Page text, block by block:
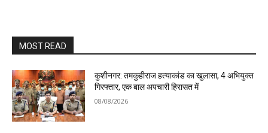
MOST READ
कुशीनगर: तमकुहीराज हत्याकांड का खुलासा, 4 अभियुक्त
गिरफ्तार, एक बाल अपचारी हिरासत में
08/08/2026